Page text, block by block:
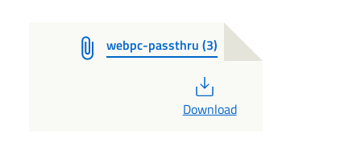
webpc-passthru (3)
Download